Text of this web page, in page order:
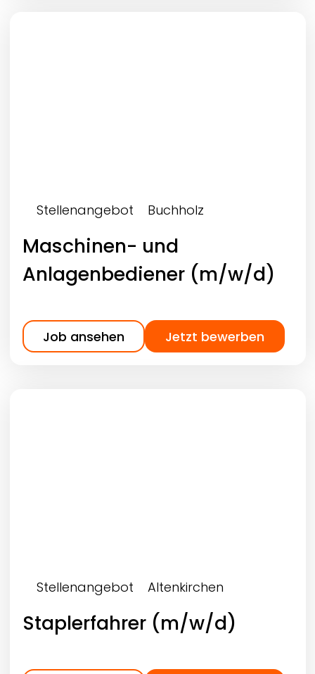
Stellenangebot Buchholz
Maschinen- und
Anlagenbediener (m/w/d)
Job ansehen Jetzt bewerben
Stellenangebot Altenkirchen
Staplerfahrer (m/w/d)